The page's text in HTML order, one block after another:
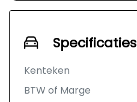
Specificaties
Kenteken
BTW of Marge